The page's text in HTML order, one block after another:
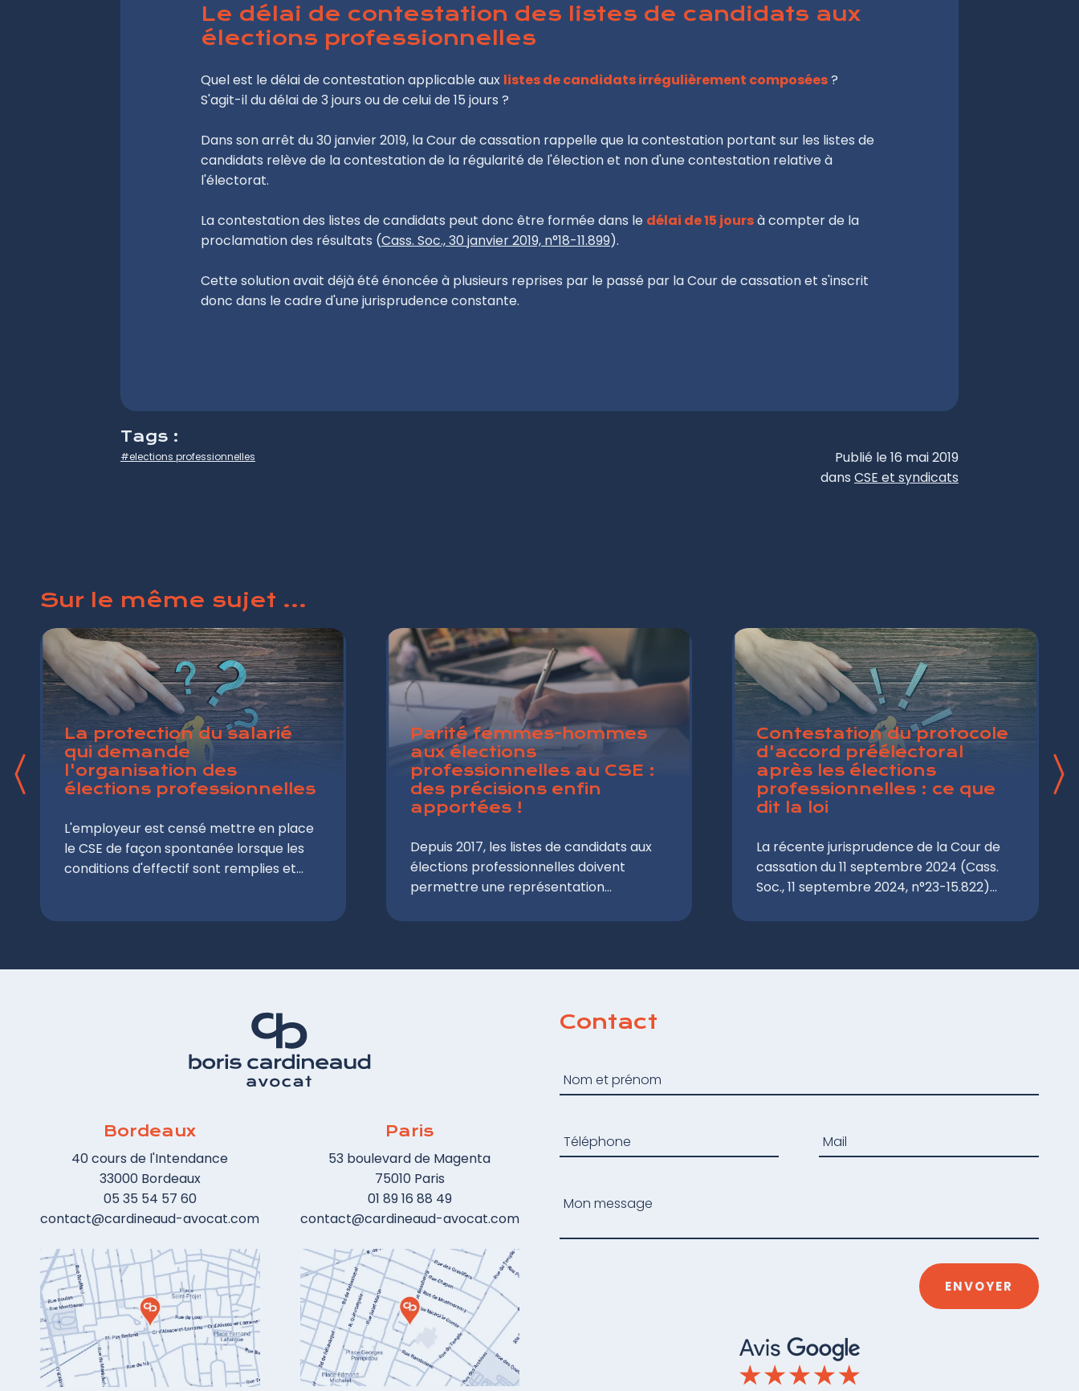
Le délai de contestation des listes de candidats aux
élections professionnelles
Quel est le délai de contestation applicable aux listes de candidats irrégulièrement composées?
S'agit-il du délai de 3 jours ou de celui de 15 jours ?
Dans son arrêt du 30 janvier 2019, la Cour de cassation rappelle que la contestation portant sur les listes de
candidats relève de la contestation de la régularité de l'élection et non d'une contestation relative à
l'électorat.
La contestation des listes de candidats peut donc être formée dans le délai de 15 joursà compter de la
proclamation des résultats (Cass. Soc., 30 janvier 2019, n°18-11.899).
Cette solution avait déjà été énoncée à plusieurs reprises par le passé par la Cour de cassation et s'inscrit
donc dans le cadre d'une jurisprudence constante.
Tags :
#elections professionnelles
Publié le 16 mai 2019
dans CSE et syndicats
Sur le même sujet ...
La protection du salarié
qui demande
l'organisation des
élections professionnelles
L'employeur est censé mettre en place
le CSE de façon spontanée lorsque les
conditions d'effectif sont remplies et
rappeler de le faire. Afin de lui éviter les
protection contre le licenciement :
pendant une durée de 6 mois suivant la
demande d'organisation des élections
professionnelles, le licenciement du
par l'inspection du travail.
Parité femmes-hommes
aux élections
professionnelles au CSE :
des précisions enfin
apportées !
Depuis 2017, les listes de candidats aux
élections professionnelles doivent
permettre une représentation
au sein de l'entreprise. Plus précisément,
CSE doivent comporter une proportion
et des hommes", la notion de "parité
utilisée pour décrire ces règles. Quel que
soit le terme utilisé, ces nouvelles
dispositions ont créé beaucoup
d'incertitude juridique, en particulier en
ce qui concerne leur application aux
listes incomplètes. Des précisions
étaient attendues de la part de la Cour
de cassation ; celles-ci ont enfin été
apportées dans une décision du 17 avril
2019.
Contestation du protocole
d'accord préélectoral
après les élections
professionnelles : ce que
dit la loi
La récente jurisprudence de la Cour de
cassation du 11 septembre 2024 (Cass.
Soc., 11 septembre 2024, n°23-15.822)
organisations syndicales en matière de
préélectoral. Cette décision majeure
Bordeaux
40 cours de l'Intendance
33000 Bordeaux
05 35 54 57 60
contact@cardineaud-avocat.com
Paris
53 boulevard de Magenta
75010 Paris
01 89 16 88 49
contact@cardineaud-avocat.com
Contact